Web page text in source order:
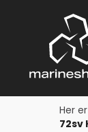
Her